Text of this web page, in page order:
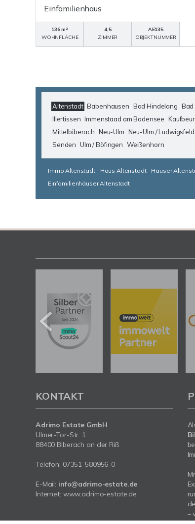
Einfamilienhaus
136 m²
WOHNFLÄCHE
4,5
ZIMMER
AE135
OBJEKTNUMMER
Altenstadt Babenhausen Bad Hindelang Bad
Illertissen Immenstaad am Bodensee
Mittelbiberach Neu-Ulm Neu-Ulm / Ludwigsfeld
Senden Ulm / Böfingen Weißenhorn
Immo Altenstadt Haus Altenstadt Häuser
Einfamilienhäuser Altenstadt
KONTAKT
Adrimo Estate GmbH
Ulmer-Tor-Str. 1
88400 Biberach an der Riß
Telefon: 07351-580956-0
E-Mail: info@adrimo-estate.de
Internet: www.adrimo-estate.de
–